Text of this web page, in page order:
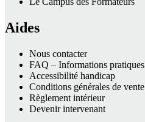
Aides
Nous contacter
FAQ – Informations pratiques
Accessibilité handicap
Conditions générales de vente
Règlement intérieur
Devenir intervenant